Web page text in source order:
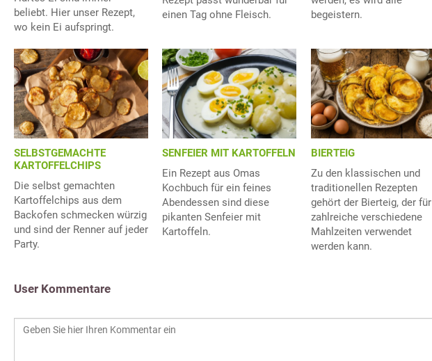
beliebt. Hier unser Rezept,
wo kein Ei aufspringt.
einen Tag ohne Fleisch.
begeistern.
SELBSTGEMACHTE
KARTOFFELCHIPS
Die selbst gemachten
Kartoffelchips aus dem
Backofen schmecken würzig
und sind der Renner auf jeder
Party.
SENFEIER MIT KARTOFFELN
Ein Rezept aus Omas
Kochbuch für ein feines
Abendessen sind diese
pikanten Senfeier mit
Kartoffeln.
BIERTEIG
Zu den klassischen und
traditionellen Rezepten
gehört der Bierteig, der für
zahlreiche verschiedene
Mahlzeiten verwendet
werden kann.
User Kommentare